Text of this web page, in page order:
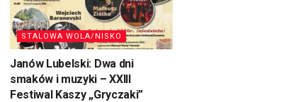
STALOWA WOLA/NISKO
Janów Lubelski: Dwa dni
smaków i muzyki – XXIII
Festiwal Kaszy „Gryczaki”